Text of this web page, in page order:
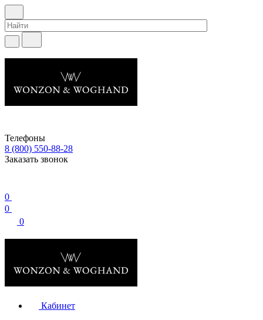
Телефоны
8 (800) 550-88-28
Заказать звонок
0
0
0
Кабинет